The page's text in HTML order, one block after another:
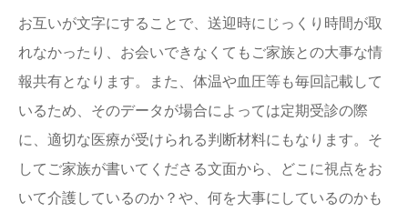
お互いが文字にすることで、送迎時にじっくり時間が取
れなかったり、お会いできなくてもご家族との大事な情
報共有となります。また、体温や血圧等も毎回記載して
いるため、そのデータが場合によっては定期受診の際
に、適切な医療が受けられる判断材料にもなります。そ
してご家族が書いてくださる文面から、どこに視点をお
いて介護しているのか？や、何を大事にしているのかも